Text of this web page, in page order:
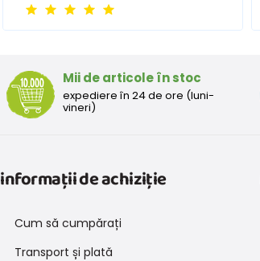
Mii de articole în stoc
expediere în 24 de ore (luni-
vineri)
informații de achiziție
Cum să cumpărați
Transport și plată